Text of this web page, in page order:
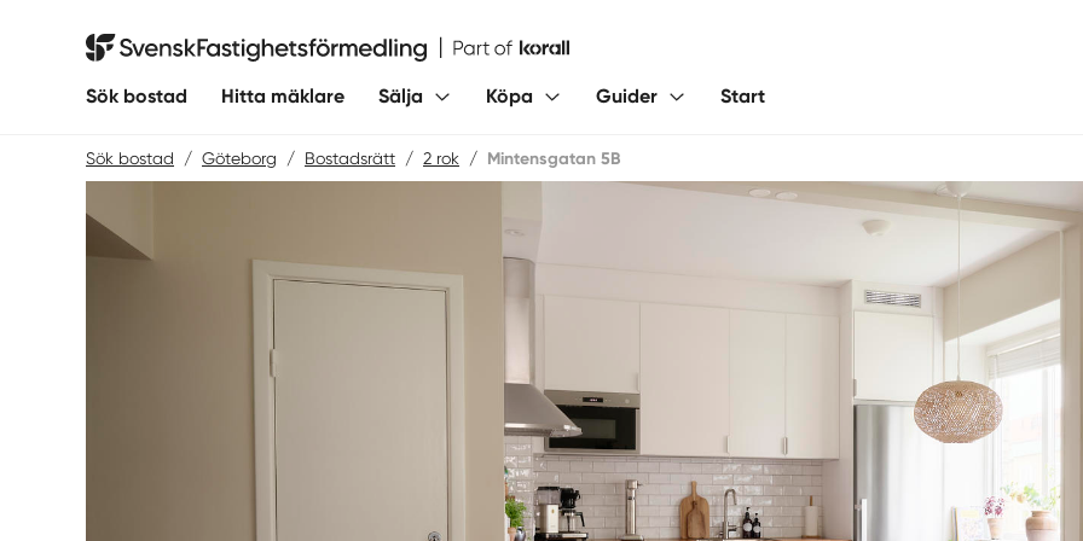
Svensk Fastighetsförmedling
Sök bostad Hitta mäklare Sälja Köpa Guider Start
Sök bostad / Göteborg / Bostadsrätt / 2 rok / Mintensgatan 5B